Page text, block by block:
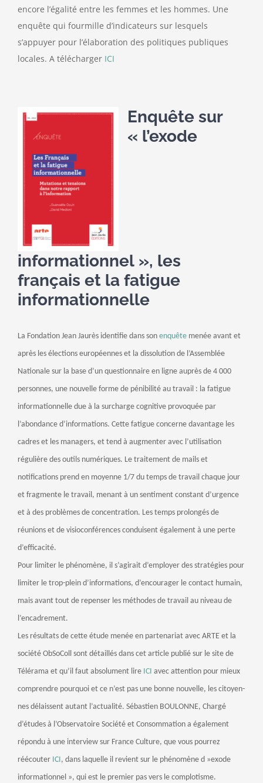
encore l’égalité entre les femmes et les hommes. Une
enquête qui fourmille d’indicateurs sur lesquels
s’appuyer pour l’élaboration des politiques publiques
locales. A télécharger ICI
Enquête sur
« l’exode
informationnel », les
français et la fatigue
informationnelle
La Fondation Jean Jaurès identifie dans son enquête menée avant et
après les élections européennes et la dissolution de l’Assemblée
Nationale sur la base d’un questionnaire en ligne auprès de 4 000
personnes, une nouvelle forme de pénibilité au travail : la fatigue
informationnelle due à la surcharge cognitive provoquée par
l’abondance d’informations. Cette fatigue concerne davantage les
cadres et les managers, et tend à augmenter avec l’utilisation
régulière des outils numériques. Le traitement de mails et
notifications prend en moyenne 1/7 du temps de travail chaque jour
et fragmente le travail, menant à un sentiment constant d’urgence
et à des problèmes de concentration. Les temps prolongés de
réunions et de visioconférences conduisent également à une perte
d’efficacité.
Pour limiter le phénomène, il s’agirait d’employer des stratégies pour
limiter le trop-plein d’informations, d’encourager le contact humain,
mais avant tout de repenser les méthodes de travail au niveau de
l’encadrement.
Les résultats de cette étude menée en partenariat avec ARTE et la
société ObSoColl sont détaillés dans cet article publié sur le site de
Télérama et qu’il faut absolument lire ICI avec attention pour mieux
comprendre pourquoi et ce n’est pas une bonne nouvelle, les citoyen-
nes délaissent autant l’actualité. Sébastien BOULONNE, Chargé
d’études à l’Observatoire Société et Consommation a également
répondu à une interview sur France Culture, que vous pourrez
réécouter ICI, dans laquelle il revient sur le phénomène d »exode
informationnel », qui est le premier pas vers le complotisme.